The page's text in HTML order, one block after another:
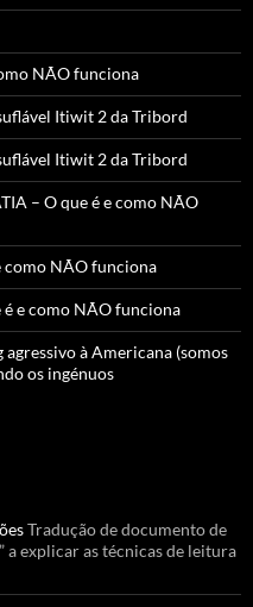
NÃO funciona
Itiwit 2 da Tribord
Itiwit 2 da Tribord
– O que é e como NÃO
como NÃO funciona
é e como NÃO funciona
à Americana (somos
os ingénuos
Tradução de documento de
a explicar as técnicas de leitura